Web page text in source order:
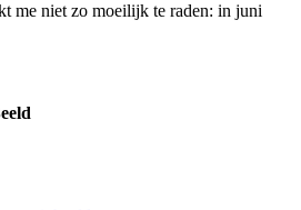
me niet zo moeilijk te raden: in juni